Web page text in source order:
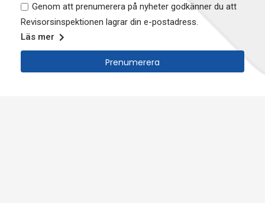
Genom att prenumerera på nyheter godkänner du att
Revisorsinspektionen lagrar din e-postadress.
Läs mer